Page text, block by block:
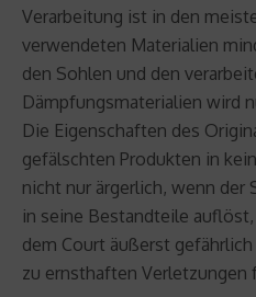
Verarbeitung ist in den
verwendeten Materialien
den Sohlen und den
Dämpfungsmaterialien wird
Die Eigenschaften des
gefälschten Produkten in
nicht nur ärgerlich, wenn der
in seine Bestandteile
dem Court äußerst
zu ernsthaften Verletzungen